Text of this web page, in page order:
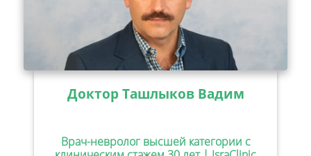
Доктор Ташлыков Вадим
Врач-невролог высшей категории с